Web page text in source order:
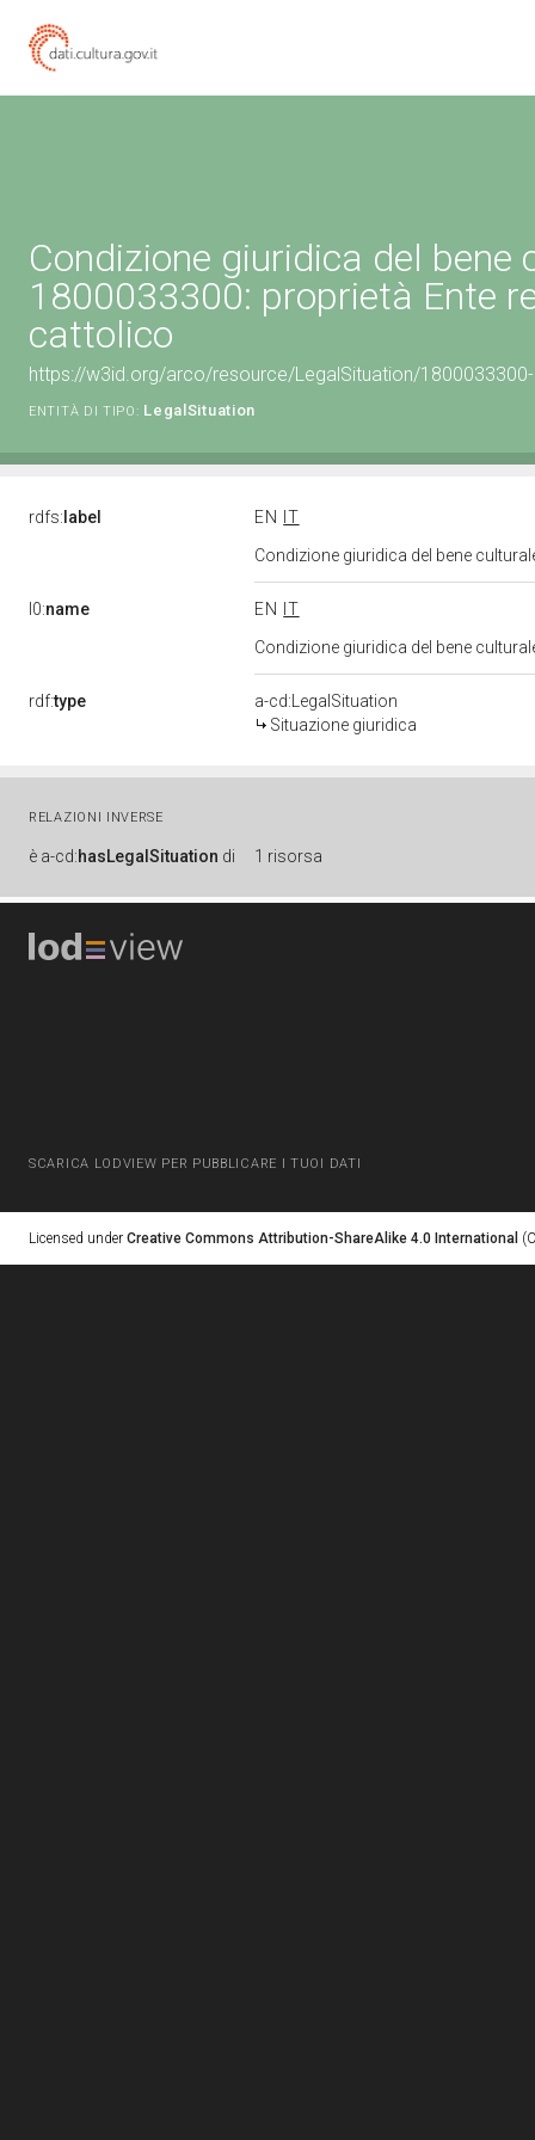
Condizione giuridica del bene
1800033300: proprietà Ente
cattolico
https://w3id.org/arco/resource/LegalSituation/
ENTITÀ DI TIPO: LegalSituation
rdfs: label EN
IT
Condizione giuridica del bene
l0:name EN
IT
Condizione giuridica del bene
rdf:type
a-cd:LegalSituation
Situazione giuridica
RELAZIONI INVERSE
è a-cd:hasLegalSituation di 1 risorsa
SCARICA LODVIEW PER PUBBLICARE I TUOI DATI
Licensed under Creative Commons Attribution-ShareAlike 4.0 International